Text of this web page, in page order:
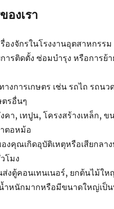
องเรา
องจักรในโรงงานอุตสาหกรร
รติดตั้ง ซ่อมบำรุง หรือการย้า
งการเกษตร เช่น รถไถ รถนว
ตรอื่นๆ
า, เทปูน, โครงสร้างเหล็ก, ข
ตอหม้อ
คุณเกิดอุบัติเหตุหรือเสียกลาง
โมง
งตู้คอนเทนเนอร์, ยกต้นไม้ใ
ำหนักมากหรือมีขนาดใหญ่เป็